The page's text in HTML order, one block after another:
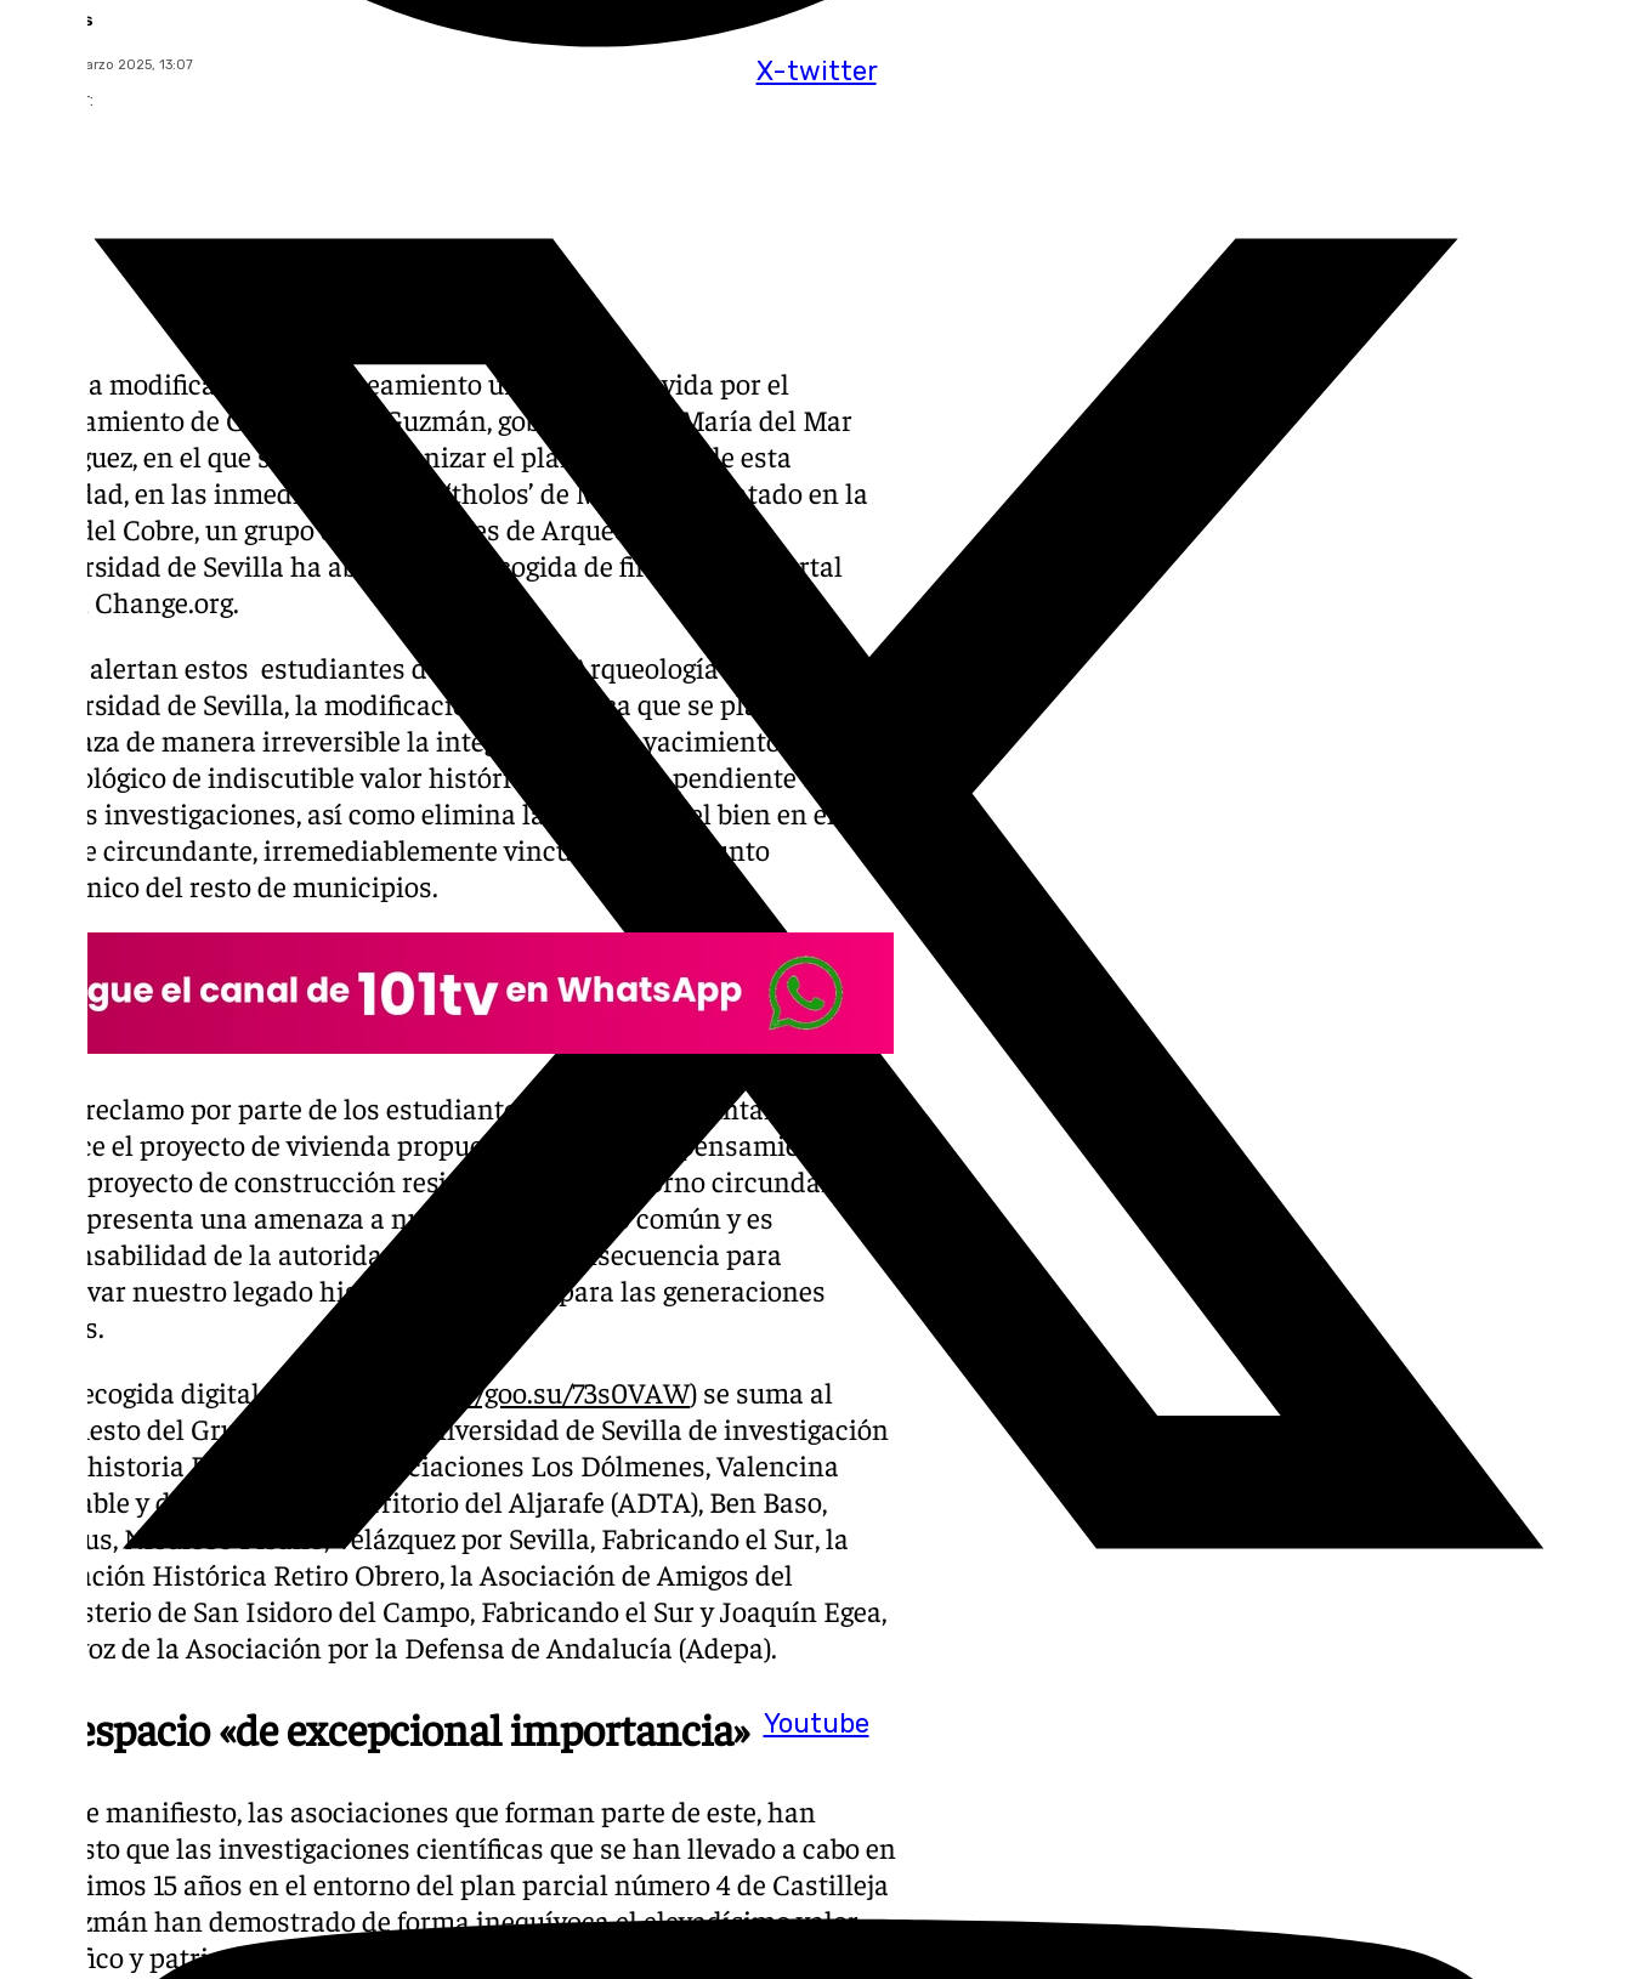
X-twitter
Youtube
Lynx Devs
lunes, 10 marzo 2025, 13:07
Compartir:
Ante la modificación de planeamiento urbano promovida por el
Ayuntamiento de Castilleja de Guzmán, gobernado por María del Mar
Rodríguez, en el que se busca urbanizar el plan número 4 de esta
localidad, en las inmediaciones del ‘tholos’ de Montelirio, datado en la
Edad del Cobre, un grupo de estudiantes de Arqueología de la
Universidad de Sevilla ha abierto una recogida de firmas en el portal
digital Change.org.
Según alertan estos estudiantes del Grado de Arqueología de la
Universidad de Sevilla, la modificación urbanística que se planea,
amenaza de manera irreversible la integridad de un yacimiento
arqueológico de indiscutible valor histórico y cultural, pendiente de
futuras investigaciones, así como elimina la inserción del bien en el
paisaje circundante, irremediablemente vinculado al conjunto
dolménico del resto de municipios.
En su reclamo por parte de los estudiantes para que el Ayuntamiento
rechace el proyecto de vivienda propuesta, exponen su pensamiento de
que el proyecto de construcción residencial en el entorno circundante al
BIC representa una amenaza a nuestro patrimonio común y es
responsabilidad de la autoridades actuar en consecuencia para
preservar nuestro legado histórico y cultural para las generaciones
futuras.
Esta recogida digital de firmas (
https://goo.su/73s0VAW) se suma al
manifiesto del Grupo Atlas de la Universidad de Sevilla de investigación
en Prehistoria Reciente y las asociaciones Los Dólmenes, Valencina
Habitable y de Defensa del Territorio del Aljarafe (ADTA), Ben Baso,
Ándalus, Niculoso Pisano, Velázquez por Sevilla, Fabricando el Sur, la
Asociación Histórica Retiro Obrero, la Asociación de Amigos del
Monasterio de San Isidoro del Campo, Fabricando el Sur y Joaquín Egea,
portavoz de la Asociación por la Defensa de Andalucía (Adepa).
Un espacio «de excepcional importancia»
En este manifiesto, las asociaciones que forman parte de este, han
expuesto que las investigaciones científicas que se han llevado a cabo en
los últimos 15 años en el entorno del plan parcial número 4 de Castilleja
de Guzmán han demostrado de forma inequívoca el elevadísimo valor
científico y patrimonial del registro arqueológico existente en dicho